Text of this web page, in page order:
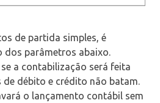
de partida simples, é
dos parâmetros abaixo.
a contabilização será feita
de débito e crédito não batam.
o lançamento contábil sem